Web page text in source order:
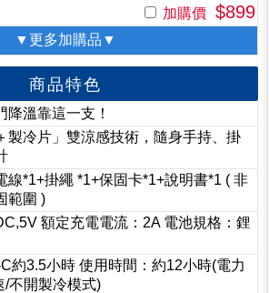
加購價 $899
▼更多加購品▼
商品特色
降溫靠這一支！
製冷片」雙涼感技術，隨身手持、掛
線*1+掛繩 *1+保固卡*1+說明書*1 ( 非
範圍 )
額定充電電流：2A 電池規格：鋰
約3.5小時 使用時間：約12小時(電力
/不開製冷模式)